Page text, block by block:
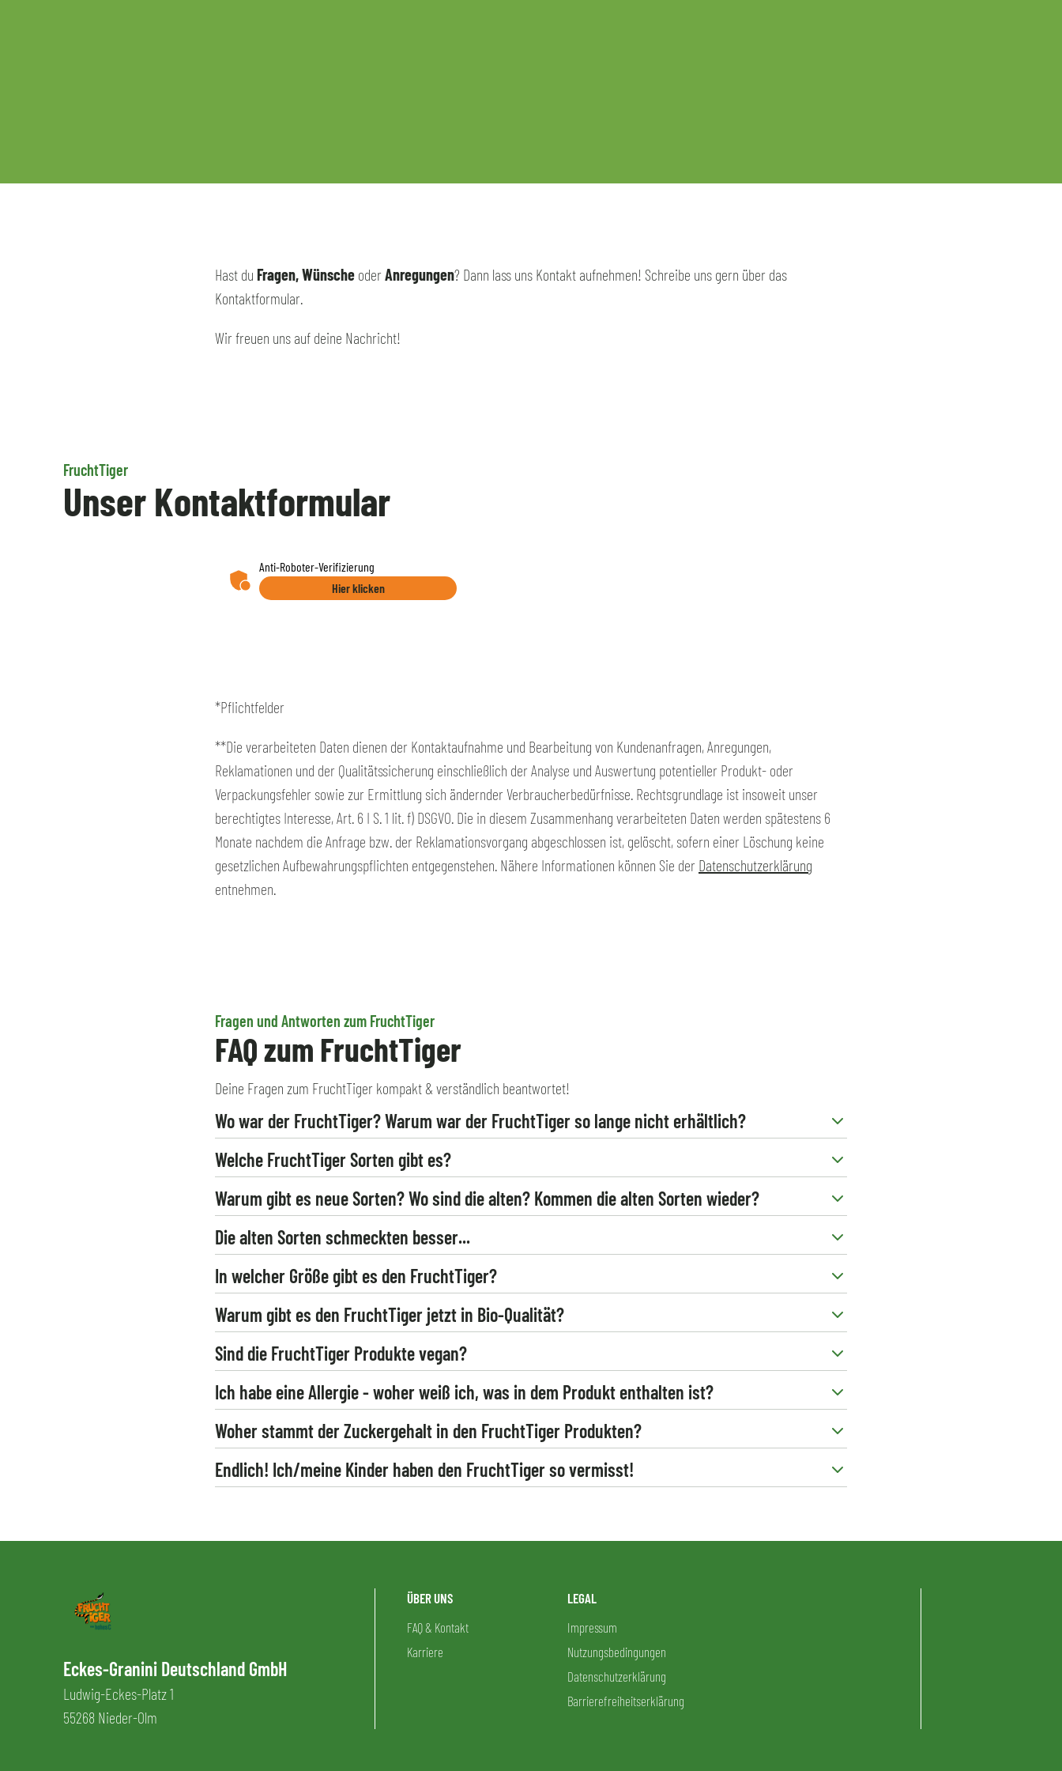
Hast du Fragen, Wünsche oderAnregungen? Dann lass uns Kontakt aufnehmen! Schreibe uns gern über das
Kontaktformular.
Wir freuen uns auf deine Nachricht!
FruchtTiger
Unser Kontaktformular
Anti-Roboter-Verifizierung
Hier klicken
*Pflichtfelder
**Die verarbeiteten Daten dienen der Kontaktaufnahme und Bearbeitung von Kundenanfragen, Anregungen,
Reklamationen und der Qualitätssicherung einschließlich der Analyse und Auswertung potentieller Produkt- oder
Verpackungsfehler sowie zur Ermittlung sich ändernder Verbraucherbedürfnisse. Rechtsgrundlage ist insoweit unser
berechtigtes Interesse, Art. 6 I S. 1 lit. f) DSGVO. Die in diesem Zusammenhang verarbeiteten Daten werden spätestens 6
Monate nachdem die Anfrage bzw. der Reklamationsvorgang abgeschlossen ist, gelöscht, sofern einer Löschung keine
gesetzlichen Aufbewahrungspflichten entgegenstehen. Nähere Informationen können Sie der Datenschutzerklärung
entnehmen.
Fragen und Antworten zum FruchtTiger
FAQ zum FruchtTiger
Deine Fragen zum FruchtTiger kompakt & verständlich beantwortet!
Wo war der FruchtTiger? Warum war der FruchtTiger so lange nicht erhältlich?
Welche FruchtTiger Sorten gibt es?
Warum gibt es neue Sorten? Wo sind die alten? Kommen die alten Sorten wieder?
Die alten Sorten schmeckten besser...
In welcher Größe gibt es den FruchtTiger?
Warum gibt es den FruchtTiger jetzt in Bio-Qualität?
Sind die FruchtTiger Produkte vegan?
Ich habe eine Allergie - woher weiß ich, was in dem Produkt enthalten ist?
Woher stammt der Zuckergehalt in den FruchtTiger Produkten?
Endlich! Ich/meine Kinder haben den FruchtTiger so vermisst!
Eckes-Granini Deutschland GmbH
Ludwig-Eckes-Platz 1
55268 Nieder-Olm
ÜBER UNS
FAQ & Kontakt
Karriere
LEGAL
Impressum
Nutzungsbedingungen
Datenschutzerklärung
Barrierefreiheitserklärung